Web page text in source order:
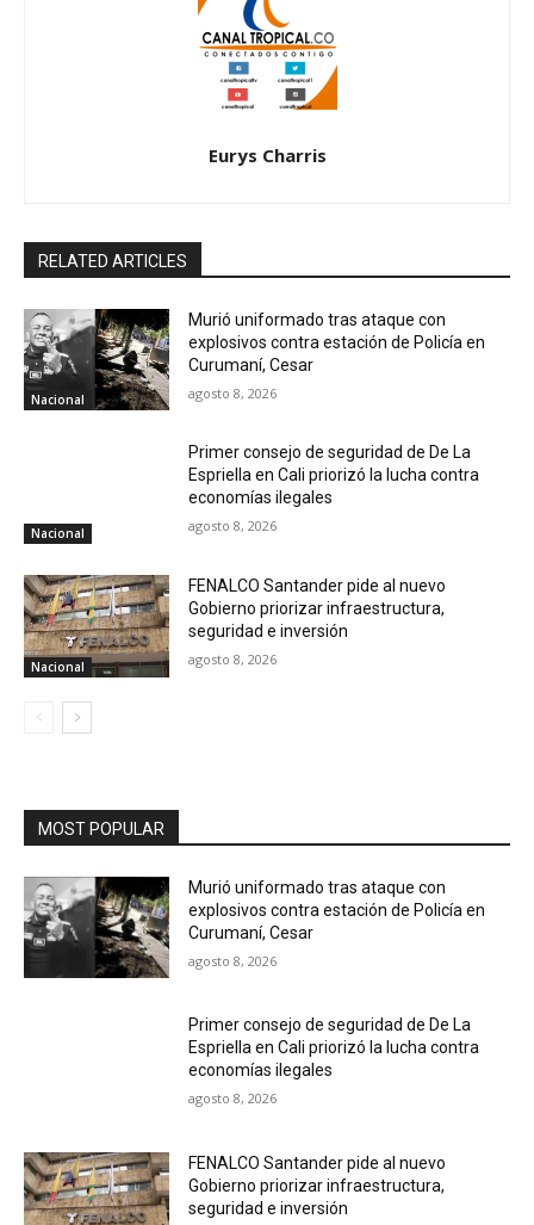
Eurys Charris
RELATED ARTICLES
Nacional
Murió uniformado tras ataque con
explosivos contra estación de Policía en
Curumaní, Cesar
agosto 8, 2026
Nacional
Primer consejo de seguridad de De La
Espriella en Cali priorizó la lucha contra
economías ilegales
agosto 8, 2026
Nacional
FENALCO Santander pide al nuevo
Gobierno priorizar infraestructura,
seguridad e inversión
agosto 8, 2026
MOST POPULAR
Murió uniformado tras ataque con
explosivos contra estación de Policía en
Curumaní, Cesar
agosto 8, 2026
Primer consejo de seguridad de De La
Espriella en Cali priorizó la lucha contra
economías ilegales
agosto 8, 2026
FENALCO Santander pide al nuevo
Gobierno priorizar infraestructura,
seguridad e inversión